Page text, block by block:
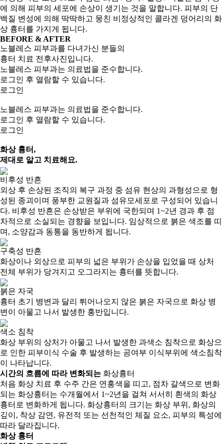
에 의해 피부의 세포에 손상이 생기는 것을 말합니다. 피부의 단
백질 변성에 의해 딱딱하고 뭉친 비정상적인 콜라겐 덩어리의 화
상 흉터를 가지게 됩니다.
BEFORE & AFTER
노블레스 피부과를 다녀가신 분들의
흉터 치료 전후사진입니다.
노블레스 피부과는 의료법을 준수합니다.
로그인 후 열람할 수 있습니다.
로그인
노블레스 피부과는 의료법을 준수합니다.
로그인 후 열람할 수 있습니다.
로그인
화상 흉터,
제대로 알고 치료해요.
비후성 반흔
외상 후 손상된 조직의 복구 과정 중 섬유 현상의 과형성으로 형
성된 종괴이며 풍부한 교원질과 섬유모세포로 구성되어 있습니
다. 비후성 반흔은 손상받은 부위에 국한되며 1~2년 경과 후 점
차적으로 소실되는 경향을 보입니다. 임상적으로 붉은 색조를 띠
며, 소양감과 동통을 동반하게 됩니다.
구축성 반흔
화상이나 외상으로 피부의 넓은 부위가 손상을 입었을 때 상처
전체 부위가 당겨지고 오그라지는 흉터를 뜻합니다.
붉은 자국
흉터 초기 병변과 달리 튀어나오지 않은 붉은 자국으로 화상 병
변이 아물고 나서 발생한 홍반입니다.
색소 침착
화상 부위의 상처가 아물고 나서 발생한 과색소 침착으로 화상으
로 인한 피부이식 수술 후 발생하는 공여부 이식부위에 색소침착
이 나타납니다.
시간의 흐름에 따라 변화되는 화상흉터
처음 화상 치료 후 수주 간은 연홍색을 띠고, 점차 갈색으로 변화
되는 화상흉터는 수개월에서 1~2년을 걸쳐 서서히 흰색의 화상
흉터로 변화하게 됩니다. 화상흉터의 크기는 화상 부위, 화상의
깊이, 착상 감연, 유전적 또는 선천적인 체질 요소, 피부의 특성에
따라 달라집니다.
화상 흉터